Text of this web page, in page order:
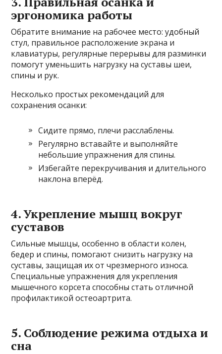
эргономика работы
Обратите внимание на рабочее место: удобный
стул, правильное расположение экрана и
клавиатуры, регулярные перерывы для разминки
помогут уменьшить нагрузку на суставы шеи,
спины и рук.
Несколько простых рекомендаций для
сохранения осанки:
Сидите прямо, плечи расслаблены.
Регулярно вставайте и выполняйте
небольшие упражнения для спины.
Избегайте перекручивания и длительного
наклона вперёд.
4. Укрепление мышц вокруг
суставов
Сильные мышцы, особенно в области колен,
бедер и спины, помогают снизить нагрузку на
суставы, защищая их от чрезмерного износа.
Специальные упражнения для укрепления
мышечного корсета способны стать отличной
профилактикой остеоартрита.
5. Соблюдение режима отдыха и
сна